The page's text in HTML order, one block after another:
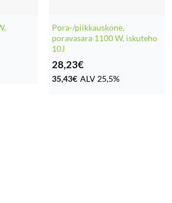
Pora-/piikkauskone,
poravasara 1100 W, iskuteho
10J
28,23€
35,43€ ALV 25,5%